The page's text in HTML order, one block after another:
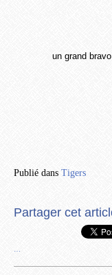
un grand
Publié dans Tigers
Partager cet